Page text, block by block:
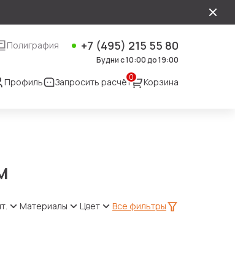
Полиграфия +7 (495) 215 55 80
Будни с 10:00 до 19:00
Профиль Запросить расчёт Корзина
0
Материалы Цвет Все фильтры